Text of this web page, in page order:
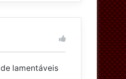
de lamentáveis